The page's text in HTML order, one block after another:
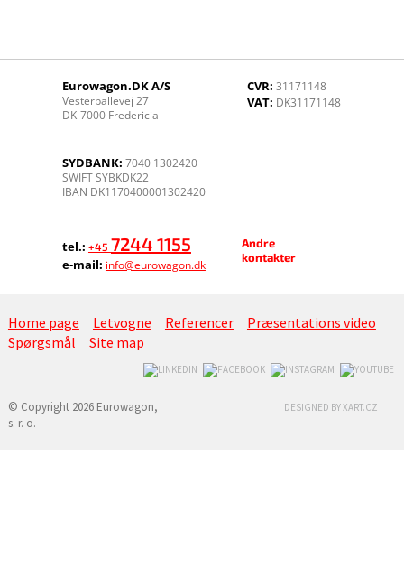
Eurowagon.DK A/S
Vesterballevej 27
DK-7000 Fredericia
CVR: 31171148
VAT: DK31171148
SYDBANK: 7040 1302420
SWIFT SYBKDK22
IBAN DK1170400001302420
tel.: +45 7244 1155
e-mail: info@eurowagon.dk
Andre
kontakter
Home page Letvogne Referencer
Præsentations video
Spørgsmål
Site map
© Copyright 2026 Eurowagon,
s. r. o.
DESIGNED BY XART.CZ